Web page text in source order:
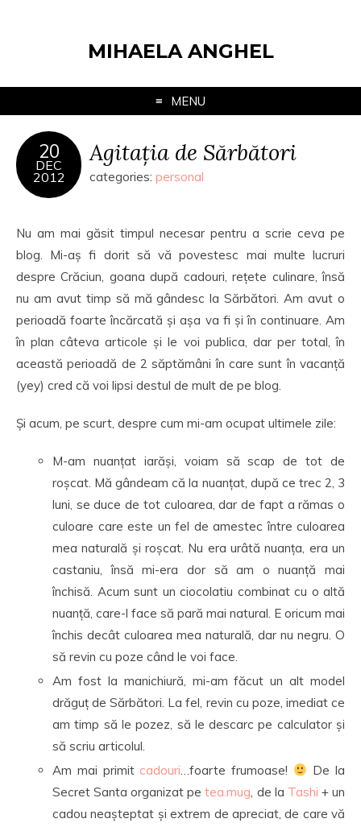
MIHAELA ANGHEL
MENU
20
DEC
2012
Agitația de Sărbători
categories: personal
Nu am mai găsit timpul necesar pentru a scrie ceva pe
blog. Mi-aș fi dorit să vă povestesc mai multe lucruri
despre Crăciun, goana după cadouri, rețete culinare, însă
nu am avut timp să mă gândesc la Sărbători. Am avut o
perioadă foarte încărcată și așa va fi și în continuare. Am
în plan câteva articole și le voi publica, dar per total, în
această perioadă de 2 săptămâni în care sunt în vacanță
(yey) cred că voi lipsi destul de mult de pe blog.
Și acum, pe scurt, despre cum mi-am ocupat ultimele zile:
M-am nuanțat iarăși, voiam să scap de tot de
roșcat. Mă gândeam că la nuanțat, după ce trec 2, 3
luni, se duce de tot culoarea, dar de fapt a rămas o
culoare care este un fel de amestec între culoarea
mea naturală și roșcat. Nu era urâtă nuanța, era un
castaniu, însă mi-era dor să am o nuanță mai
închisă. Acum sunt un ciocolatiu combinat cu o altă
nuanță, care-l face să pară mai natural. E oricum mai
închis decât culoarea mea naturală, dar nu negru. O
să revin cu poze când le voi face.
Am fost la manichiură, mi-am făcut un alt model
drăguț de Sărbători. La fel, revin cu poze, imediat ce
am timp să le pozez, să le descarc pe calculator și
să scriu articolul.
Am mai primit cadouri…foarte frumoase!
De la
Secret Santa organizat petea.mug, de la Tashi + un
cadou neașteptat și extrem de apreciat, de care vă